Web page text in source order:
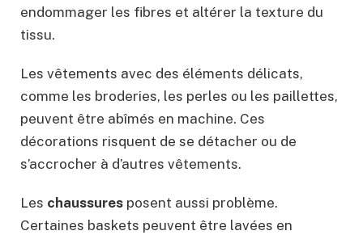
endommager les fibres et altérer la texture du
tissu.
Les vêtements avec des éléments délicats,
comme les broderies, les perles ou les paillettes,
peuvent être abîmés en machine. Ces
décorations risquent de se détacher ou de
s’accrocher à d’autres vêtements.
Les chaussures posent aussi problème.
Certaines baskets peuvent être lavées en